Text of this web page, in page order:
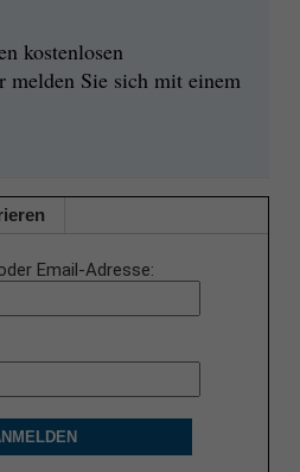
kostenlosen
melden Sie sich mit einem
Email-Adresse